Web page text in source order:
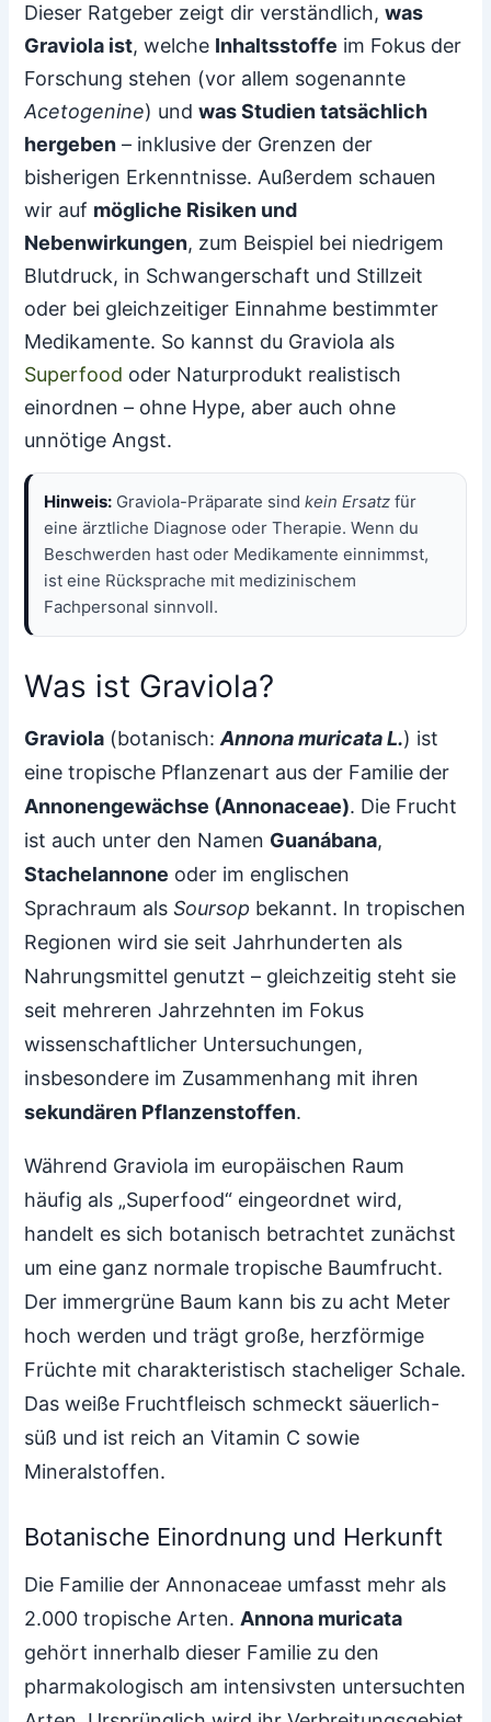
Dieser Ratgeber zeigt dir verständlich,was
Graviola ist, welche Inhaltsstoffe im Fokus der
Forschung stehen (vor allem sogenannte
Acetogenine) undwas Studien tatsächlich
hergeben – inklusive der Grenzen der
bisherigen Erkenntnisse. Außerdem schauen
wir auf mögliche Risiken und
Nebenwirkungen, zum Beispiel bei niedrigem
Blutdruck, in Schwangerschaft und Stillzeit
oder bei gleichzeitiger Einnahme bestimmter
Medikamente. So kannst du Graviola als
Superfood oder Naturprodukt realistisch
einordnen – ohne Hype, aber auch ohne
unnötige Angst.
Hinweis: Graviola-Präparate sindkein Ersatz für
eine ärztliche Diagnose oder Therapie. Wenn du
Beschwerden hast oder Medikamente einnimmst,
ist eine Rücksprache mit medizinischem
Fachpersonal sinnvoll.
Was ist Graviola?
Graviola (botanisch:Annona muricata L.) ist
eine tropische Pflanzenart aus der Familie der
Annonengewächse (Annonaceae). Die Frucht
ist auch unter den Namen Guanábana,
Stachelannone oder im englischen
Sprachraum alsSoursop bekannt. In tropischen
Regionen wird sie seit Jahrhunderten als
Nahrungsmittel genutzt – gleichzeitig steht sie
seit mehreren Jahrzehnten im Fokus
wissenschaftlicher Untersuchungen,
insbesondere im Zusammenhang mit ihren
sekundären Pflanzenstoffen.
Während Graviola im europäischen Raum
häufig als „Superfood“ eingeordnet wird,
handelt es sich botanisch betrachtet zunächst
um eine ganz normale tropische Baumfrucht.
Der immergrüne Baum kann bis zu acht Meter
hoch werden und trägt große, herzförmige
Früchte mit charakteristisch stacheliger Schale.
Das weiße Fruchtfleisch schmeckt säuerlich-
süß und ist reich an Vitamin C sowie
Mineralstoffen.
Botanische Einordnung und Herkunft
Die Familie der Annonaceae umfasst mehr als
2.000 tropische Arten.Annona muricata
gehört innerhalb dieser Familie zu den
pharmakologisch am intensivsten untersuchten